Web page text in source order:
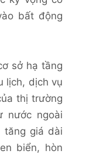
bất động
sở hạ tầng
lịch, dịch vụ
thị trường
nước ngoài
tăng giá dài
biển, hòn